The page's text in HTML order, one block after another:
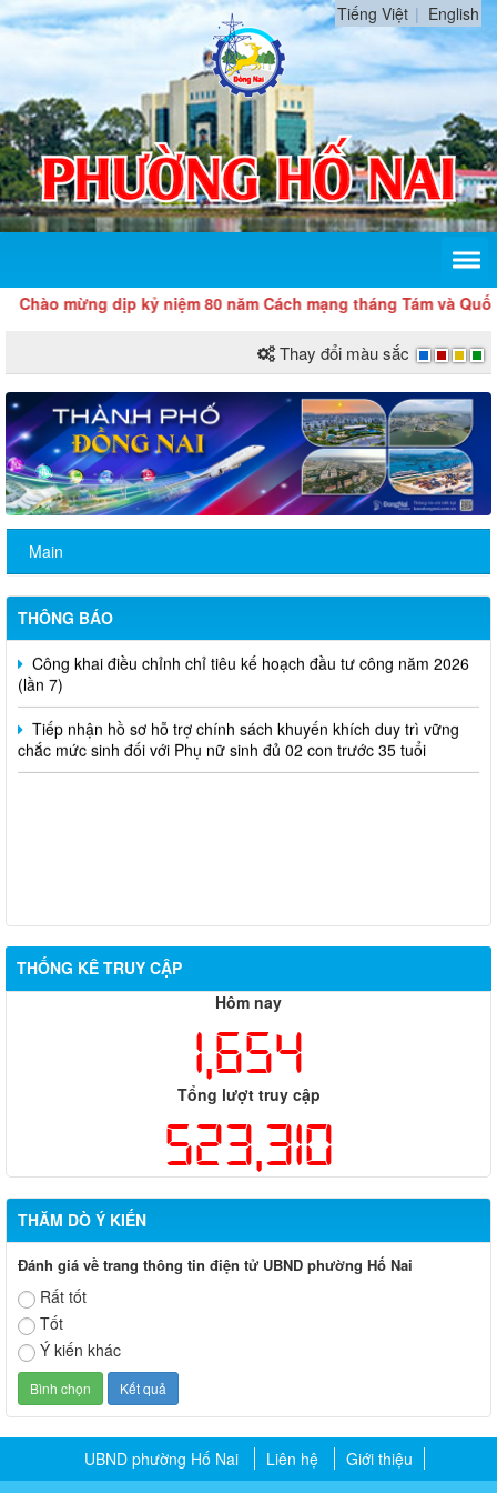
Tiếng Việt English
Chào mừng dịp kỷ niệm 80 năm Cách mạng tháng Tám và Quốc
Thay đổi màu sắc
Main
THÔNG BÁO
Thông báo rà soát việc cấp Giấy chứng nhận quyền sử dụng
đất đối với các trường học, cơ sở giáo dục công lập trên địa bàn
phường
Khám sức khỏe sàng lọc cho trẻ từ 0 đến 6 tuổi
Công khai điều chỉnh chỉ tiêu kế hoạch đầu tư công năm 2026
(lần 7)
Tiếp nhận hồ sơ hỗ trợ chính sách khuyến khích duy trì vững
chắc mức sinh đối với Phụ nữ sinh đủ 02 con trước 35 tuổi
THỐNG KÊ TRUY CẬP
Hôm nay
1,654
Tổng lượt truy cập
523,310
THĂM DÒ Ý KIẾN
Đánh giá về trang thông tin điện tử UBND phường Hố Nai
Rất tốt
Tốt
Ý kiến khác
UBND phường Hố Nai Liên hệ Giới thiệu